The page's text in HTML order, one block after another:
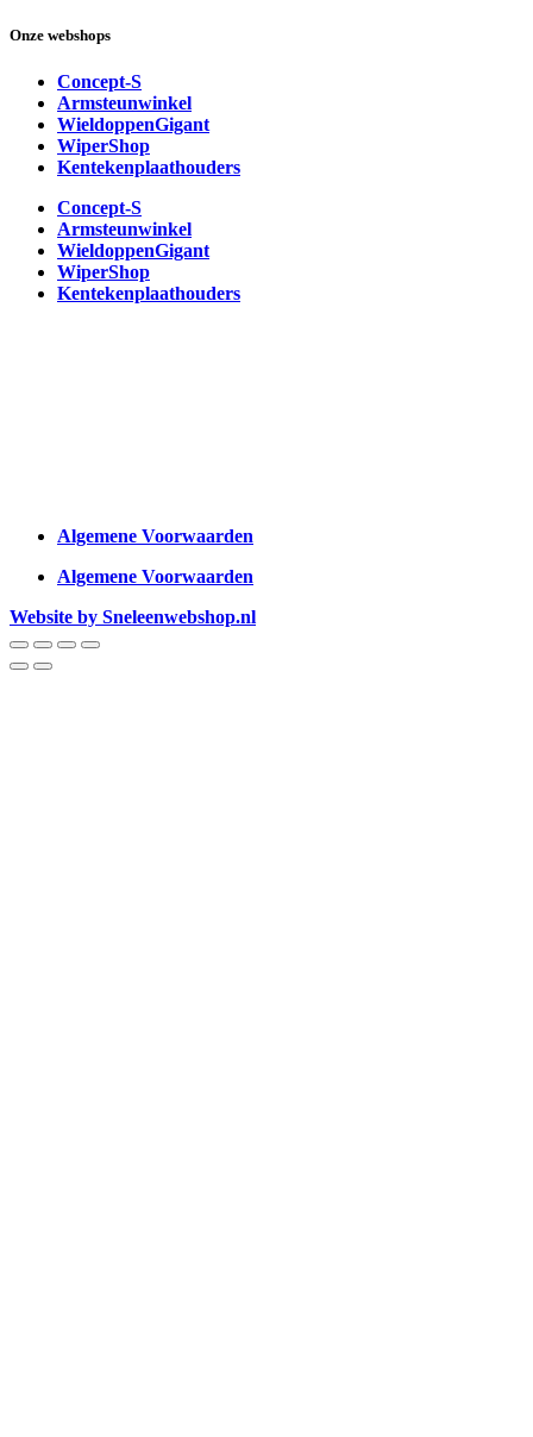
Onze webshops
Concept-S
Armsteunwinkel
WieldoppenGigant
WiperShop
Kentekenplaathouders
Concept-S
Armsteunwinkel
WieldoppenGigant
WiperShop
Kentekenplaathouders
Algemene Voorwaarden
Algemene Voorwaarden
Website by Sneleenwebshop.nl